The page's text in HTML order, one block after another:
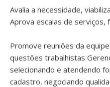
Avalia a necessidade,
Aprova escalas de serviços,
Promove reuniões da
questões trabalhistas
selecionando e atendendo
cadastro, negociando